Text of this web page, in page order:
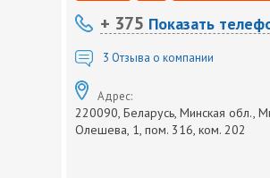
+ 375 Показать
3 Отзыва о компании
Адрес:
220090, Беларусь, Минская обл.,
Олешева, 1, пом. 316, ком. 202